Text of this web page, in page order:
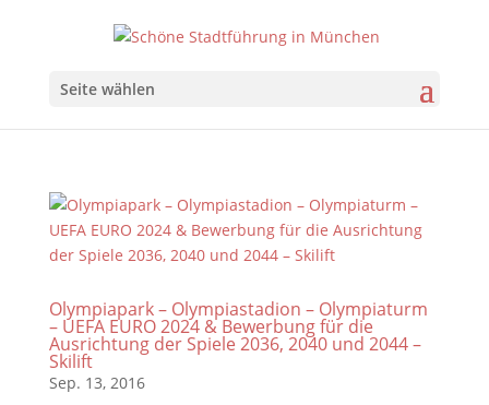
Seite wählen
Olympiapark – Olympiastadion – Olympiaturm
– UEFA EURO 2024 & Bewerbung für die
Ausrichtung der Spiele 2036, 2040 und 2044 –
Skilift
Sep. 13, 2016